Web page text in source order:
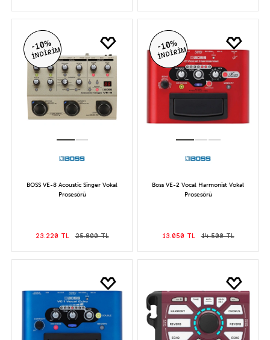
-10%
İNDİRİM
BOSS VE-8 Acoustic Singer Vokal
Prosesörü
23.220 TL 25.800 TL
-10%
İNDİRİM
Boss VE-2 Vocal Harmonist Vokal
Prosesörü
13.050 TL 14.500 TL